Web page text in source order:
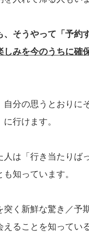
、そうやって「予約
しみを今のうちに確
自分の思うとおりに
に行けます。
人は「行き当たりば
知っています。
突く新鮮な驚き／予
ることを知ってい